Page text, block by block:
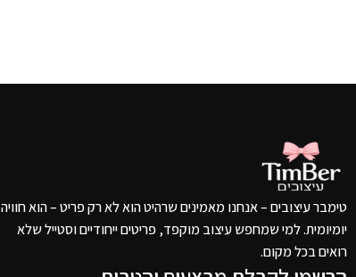
טימבר עיצובים – אנחנו מאמינים שרהיט הוא לא רק פריט – הוא חוויה
יומיומית. למי שמחפש עיצוב מוקפד, פריטים ייחודיים וסטייל שלא
רואים בכל מקום.